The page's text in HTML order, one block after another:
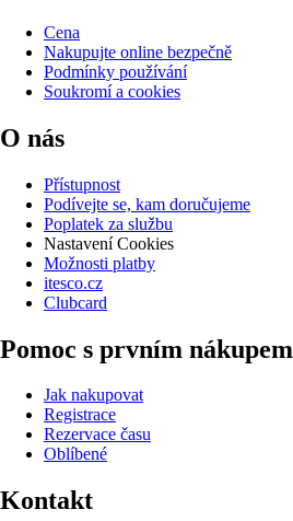
Cena
Nakupujte online bezpečně
Podmínky používání
Soukromí a cookies
O nás
Přístupnost
Podívejte se, kam doručujeme
Poplatek za službu
Nastavení Cookies
Možnosti platby
itesco.cz
Clubcard
Pomoc s prvním nákupem
Jak nakupovat
Registrace
Rezervace času
Oblíbené
Kontakt